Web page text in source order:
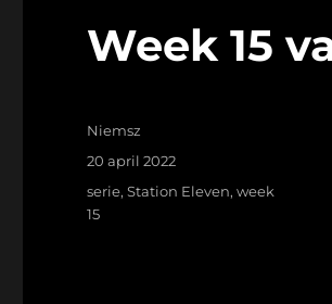
Week 15
Auteur
Niemsz
Geplaatst
20 april 2022
Tags
serie,Station Eleven,week
15